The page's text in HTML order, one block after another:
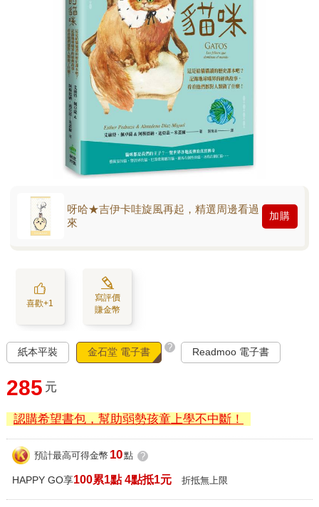
呀哈★吉伊卡哇旋風再起，精選周邊看過
來
加購
喜歡+1
寫評價
賺金幣
紙本平裝 金石堂 電子書 ? Readmoo 電子書
285 元
認購希望書包，幫助弱勢孩童上學不中斷！
預計最高可得金幣 10點 ?
HAPPY GO享100累1點 4點抵1元 折抵無上限